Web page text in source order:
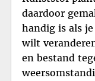
daardoor
handig is als
wilt
en bestand